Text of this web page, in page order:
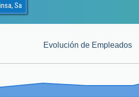
Sa
Evolución de Empleados